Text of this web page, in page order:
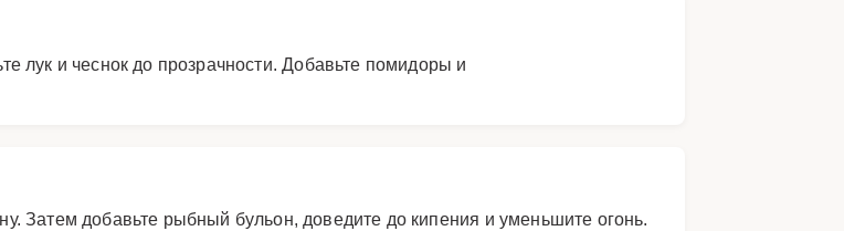
лук и чеснок до прозрачности. Добавьте помидоры и
Затем добавьте рыбный бульон, доведите до кипения и уменьшите огонь.